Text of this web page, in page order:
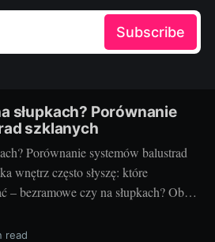
Subscribe
słupkach? Porównanie
szklanych
Porównanie systemów balustrad
wnętrz często słyszę: które
– bezramowe czy na słupkach? Oba
zjawiskowo i podnieść wartość
konstrukcją, montażem i
read